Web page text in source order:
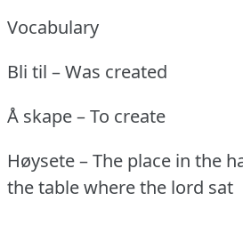
Vocabulary
Bli til – Was created
Å skape – To create
Høysete – The place in the
the table where the lord sat